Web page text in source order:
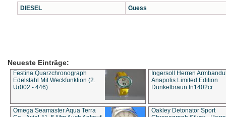
DIESEL Guess
Neueste Einträge:
Festina Quarzchronograph
Edelstahl Mit Weckfunktion (2.
Ur002 - 446)
Ingersoll Herren
Anapolis Limited Edition
Dunkelbraun In1402cr
Omega Seamaster Aqua Terra
Oakley Detonator Sport